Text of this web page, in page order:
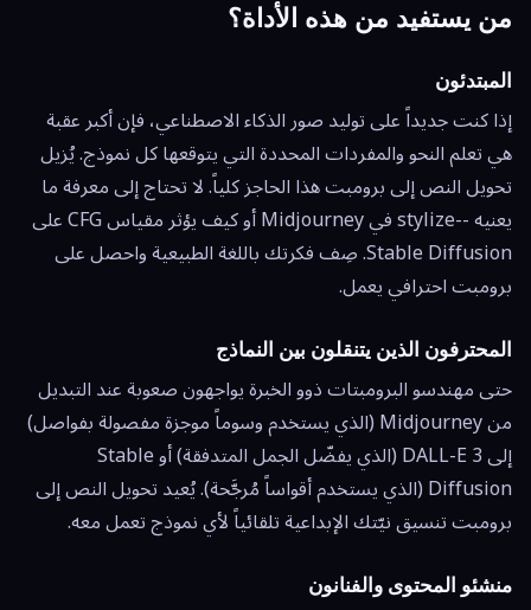
من يستفيد من هذه الأداة؟
المبتدئون
إذا كنت جديداً على توليد صور الذكاء الاصطناعي، فإن أكبر عقبة
هي تعلم النحو والمفردات المحددة التي يتوقعها كل نموذج. يُزيل
تحويل النص إلى برومبت هذا الحاجز كلياً. لا تحتاج إلى معرفة ما
يعنيه --stylize في Midjourney أو كيف يؤثر مقياس CFG على
Stable Diffusion. صِف فكرتك باللغة الطبيعية واحصل على
برومبت احترافي يعمل.
المحترفون الذين يتنقلون بين النماذج
حتى مهندسو البرومبتات ذوو الخبرة يواجهون صعوبة عند التبديل
من Midjourney (الذي يستخدم وسوماً موجزة مفصولة بفواصل)
إلى DALL-E 3 (الذي يفضّل الجمل المتدفقة) أو Stable
Diffusion (الذي يستخدم أقواساً مُرجَّحة). يُعيد تحويل النص إلى
برومبت تنسيق نيّتك الإبداعية تلقائياً لأي نموذج تعمل معه.
منشئو المحتوى والفنانون